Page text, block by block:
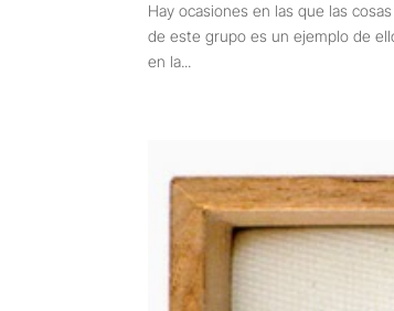
Hay ocasiones en las que las
de este grupo es un ejemplo de
en la...